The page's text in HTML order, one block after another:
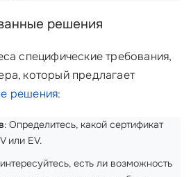
решения
специфические требования,
который предлагает
решения:
: Определитесь, какой сертификат
или EV.
есть ли возможность